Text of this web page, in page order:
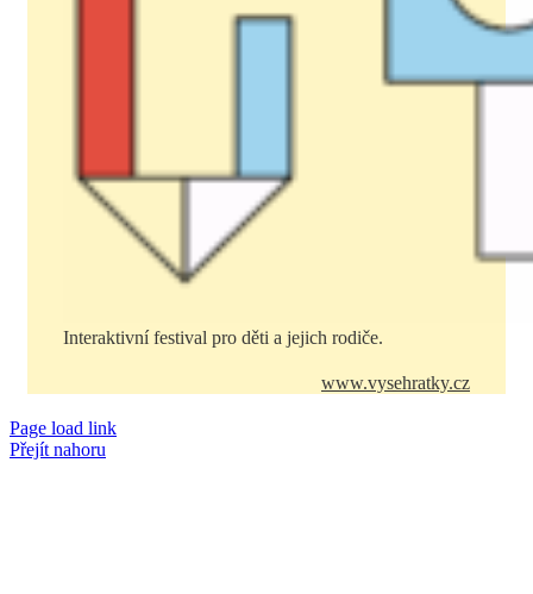
Interaktivní festival pro děti a jejich rodiče.
www.vysehratky.cz
Page load link
Přejít nahoru